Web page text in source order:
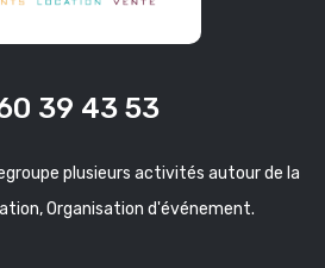
39 43 53
plusieurs activités autour de la
Organisation d'événement.